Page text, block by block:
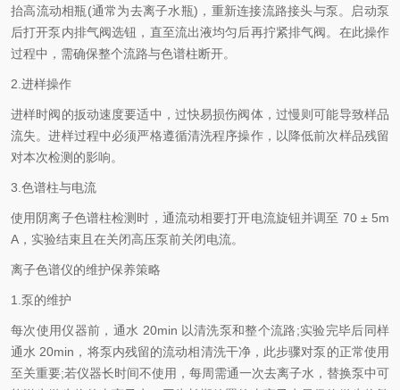
抬高流动相瓶(通常为去离子水瓶)，重新连接流路接头与泵。启动泵
后打开泵内排气阀选钮，直至流出液均匀后再拧紧排气阀。在此操作
过程中，需确保整个流路与色谱柱断开。
2.进样操作
进样时阀的扳动速度要适中，过快易损伤阀体，过慢则可能导致样品
流失。进样过程中必须严格遵循清洗程序操作，以降低前次样品残留
对本次检测的影响。
3.色谱柱与电流
使用阴离子色谱柱检测时，通流动相要打开电流旋钮并调至 70 ± 5m
A，实验结束且在关闭高压泵前关闭电流。
离子色谱仪的维护保养策略
1.泵的维护
每次使用仪器前，通水 20min 以清洗泵和整个流路;实验完毕后同样
通水 20min，将泵内残留的流动相清洗干净，此步骤对泵的正常使用
至关重要;若仪器长时间不使用，每周需通一次去离子水，替换泵中可